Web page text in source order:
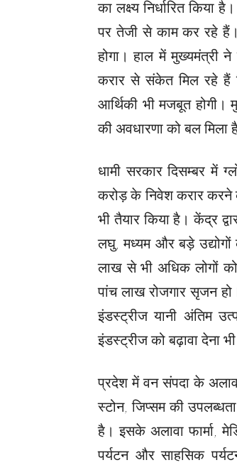
का लक्ष्य निर्धारित
पर तेजी से काम कर रहे
होगा। हाल में मुख्यमंत्री
करार से संकेत मिल रहे हैं
आर्थिकी भी मजबूत होगी।
की अवधारणा को बल मिला
धामी सरकार दिसम्बर में
करोड़ के निवेश करार
भी तैयार किया है। केंद्र
लघु, मध्यम और बड़े उद्योगों
लाख से भी अधिक लोगों
पांच लाख रोजगार सृजन
इंडस्ट्रीज यानी अंतिम
इंडस्ट्रीज को बढ़ावा देना
प्रदेश में वन संपदा के
स्टोन, जिप्सम की
है। इसके अलावा फार्मा,
पर्यटन और साहसिक